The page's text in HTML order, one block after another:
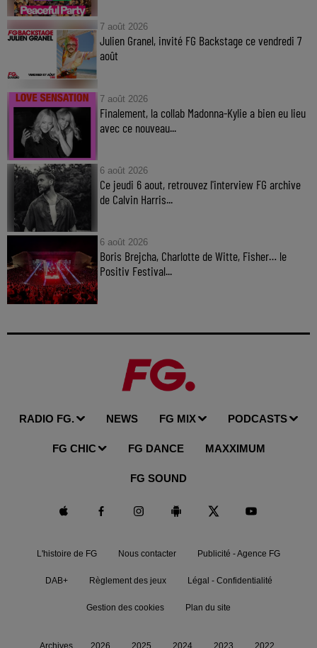
7 août 2026
Julien Granel, invité FG Backstage ce vendredi 7
août
7 août 2026
Finalement, la collab Madonna-Kylie a bien eu lieu
avec ce nouveau...
6 août 2026
Ce jeudi 6 aout, retrouvez l'interview FG archive
de Calvin Harris...
6 août 2026
Boris Brejcha, Charlotte de Witte, Fisher… le
Positiv Festival...
RADIO FG. NEWS FG MIX PODCASTS
FG CHIC FG DANCE MAXXIMUM
FG SOUND
L'histoire de FG Nous contacter Publicité - Agence FG
DAB+ Règlement des jeux Légal - Confidentialité
Gestion des cookies Plan du site
Archives 2026 2025 2024 2023 2022